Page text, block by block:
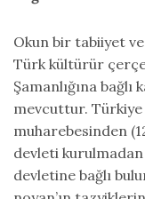
Okun bir tabiiyet
Türk kültürür
Şamanlığına
mevcuttur. Türkiye
muharebesinden
devleti
devletine bağlı